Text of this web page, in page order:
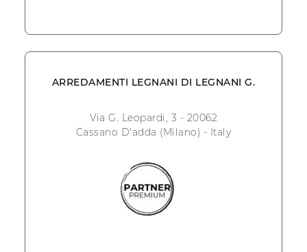
ARREDAMENTI LEGNANI DI LEGNANI G.
Via G. Leopardi, 3 - 20062
Cassano D'adda (Milano) - Italy